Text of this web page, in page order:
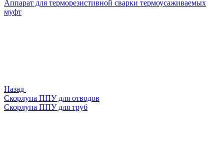
Аппарат для терморезистивной сварки термоусаживаемых
муфт
Назад
Скорлупа ППУ для отводов
Скорлупа ППУ для труб